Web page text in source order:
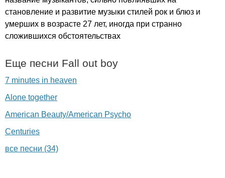
становление и развитие музыки стилей рок и блюз и
умерших в возрасте 27 лет, иногда при странно
сложившихся обстоятельствах
Еще песни Fall out boy
7 minutes in heaven
Alone together
American Beauty/American Psycho
Centuries
все песни (34)